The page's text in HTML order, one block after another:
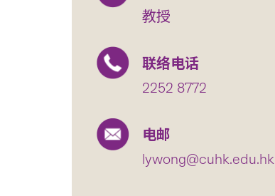
教授
联络电话
2252 8772
电邮
lywong@cuhk.edu.hk